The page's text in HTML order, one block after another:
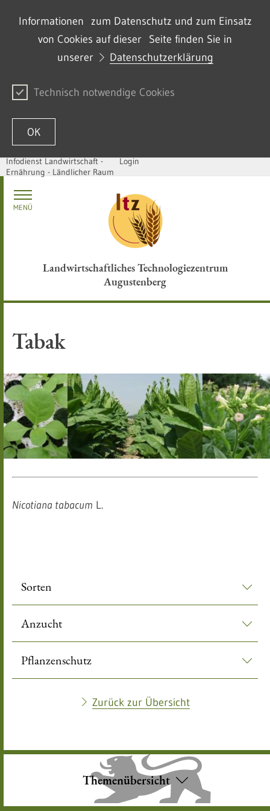
Informationen zum Datenschutz und zum Einsatz
von Cookies auf dieser Seite finden Sie in
unserer
Datenschutzerklärung
Technisch notwendige Cookies
OK
Zum Inhalt springen
Infodienst Landwirtschaft -
Ernährung - Ländlicher Raum
Login
Landwirtschaftliches Technologiezentrum
Augustenberg
MENÜ
Tabak
Nicotiana tabacum L.
Sorten
Anzucht
Pflanzenschutz
Zurück zur Übersicht
Themenübersicht